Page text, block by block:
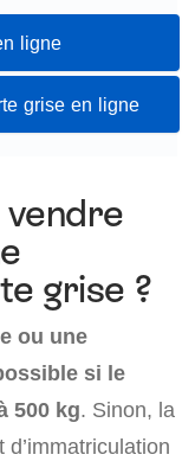
ligne
grise en ligne
grise ?
ou une
si le
500 kg. Sinon, la